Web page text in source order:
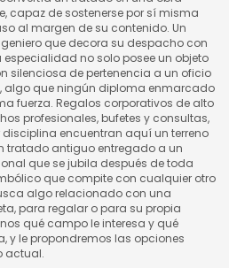
capaz de sostenerse por sí misma
al margen de su contenido. Un
que decora su despacho con
no solo posee un objeto
silenciosa de pertenencia a un oficio
algo que ningún diploma enmarcado
fuerza. Regalos corporativos de alto
profesionales, bufetes y consultas,
encuentran aquí un terreno
tratado antiguo entregado a un
que se jubila después de toda
que compite con cualquier otro
algo relacionado con una
para regalar o para su propia
qué campo le interesa y qué
y le propondremos las opciones
actual.